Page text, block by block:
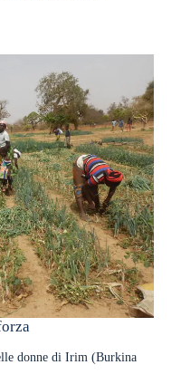
donne di Irim (Burkina